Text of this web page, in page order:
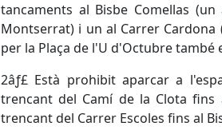
tancaments al Bisbe Comellas
Montserrat) i un al Carrer Cardona
per la Plaça de l'U d'Octubre també
2️âƒ£ Està prohibit aparcar a
trencant del Camí de la Clota
trencant del Carrer Escoles fins al